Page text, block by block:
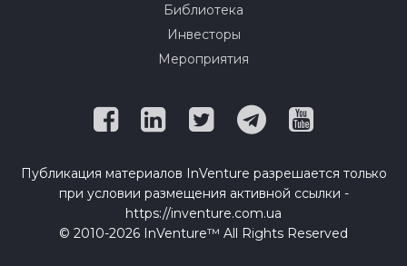
Библиотека
Инвесторы
Мероприятия
Публикация материалов InVenture разрешается только
при условии размещения активной ссылки -
https://inventure.com.ua
© 2010-2026 InVenture™ All Rights Reserved